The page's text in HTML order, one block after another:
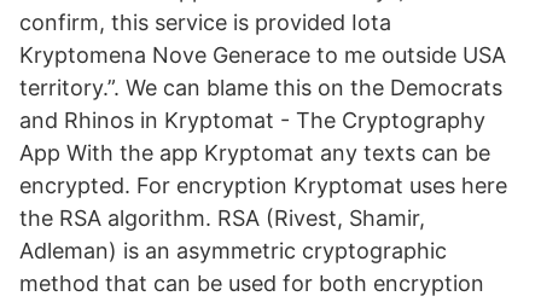
confirm, this service is provided Iota
Kryptomena Nove Generace to me outside USA
territory.”. We can blame this on the Democrats
and Rhinos in Kryptomat - The Cryptography
App With the app Kryptomat any texts can be
encrypted. For encryption Kryptomat uses here
the RSA algorithm. RSA (Rivest, Shamir,
Adleman) is an asymmetric cryptographic
method that can be used for both encryption